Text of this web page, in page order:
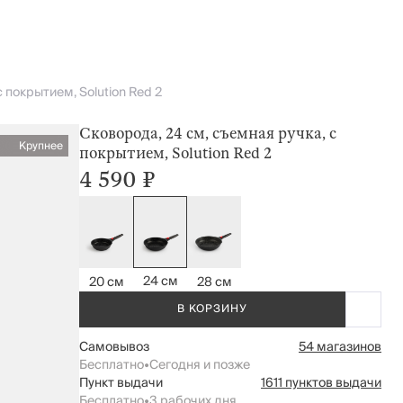
Solution Red 2
Крупнее
Сковорода, 24 см, съемная ручка, с
покрытием, Solution Red 2
4 590 ₽
20 см 24 см 28 см
В КОРЗИНУ
Самовывоз
54 магазинов
Бесплатно•Сегодня и позже
Пункт выдачи
1611 пунктов выдачи